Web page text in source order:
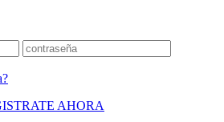
AHORA